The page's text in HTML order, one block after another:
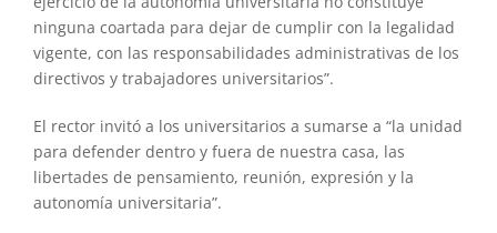
ninguna coartada para dejar de cumplir con la legalidad
vigente, con las responsabilidades administrativas de los
directivos y trabajadores universitarios”.
El rector invitó a los universitarios a sumarse a “la unidad
para defender dentro y fuera de nuestra casa, las
libertades de pensamiento, reunión, expresión y la
autonomía universitaria”.